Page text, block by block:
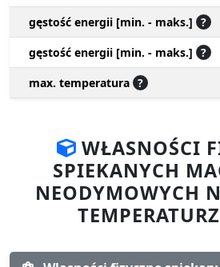
gęstość energii [min. - maks.] ?
gęstość energii [min. - maks.] ?
max. temperatura ?
WŁASNOŚCI
SPIEKANYCH
NEODYMOWYCH